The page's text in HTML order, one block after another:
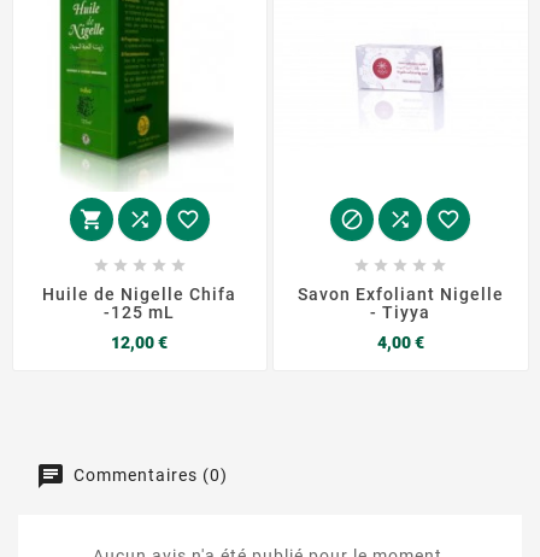
  
    
Huile de Nigelle Chifa
-125 mL
12,00 €Prix
  
    
Savon Exfoliant Nigelle
- Tiyya
4,00 €Prix
Commentaires (0)